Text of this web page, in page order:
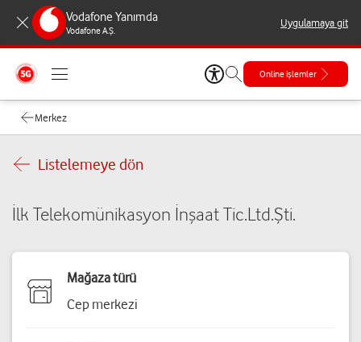
Vodafone Yanımda
Vodafone A.Ş.
Uygulamaya git
Online işlemler
Merkez
Listelemeye dön
İlk Telekomünikasyon İnşaat Tic.Ltd.Şti.
Mağaza türü
Cep merkezi